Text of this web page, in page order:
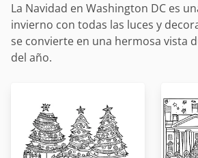
La Navidad en Washington DC es
invierno con todas las luces y
se convierte en una hermosa vista
del año.